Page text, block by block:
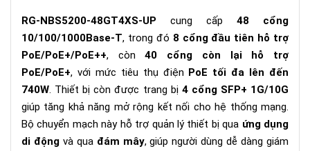
RG-NBS5200-48GT4XS-UP cung cấp 48 cổng
10/100/1000Base-T, trong đó 8 cổng đầu tiên hỗ trợ
PoE/PoE+/PoE++, còn40 cổng còn lại hỗ trợ
PoE/PoE+, với mức tiêu thụ điện PoE tối đa lên đến
740W. Thiết bị còn được trang bị 4 cổng SFP+ 1G/10G
giúp tăng khả năng mở rộng kết nối cho hệ thống mạng.
Bộ chuyển mạch này hỗ trợ quản lý thiết bị qua ứng dụng
di độngvà qua đám mây, giúp người dùng dễ dàng giám